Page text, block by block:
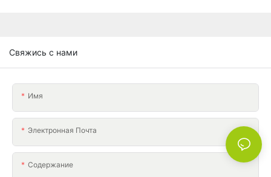
Свяжись с нами
Имя
Электронная Почта
Содержание